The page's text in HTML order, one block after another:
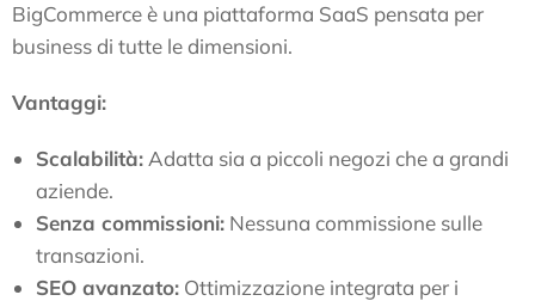
BigCommerce è una piattaforma SaaS pensata per
business di tutte le dimensioni.
Vantaggi:
Scalabilità: Adatta sia a piccoli negozi che a grandi
aziende.
Senza commissioni: Nessuna commissione sulle
transazioni.
SEO avanzato: Ottimizzazione integrata per i